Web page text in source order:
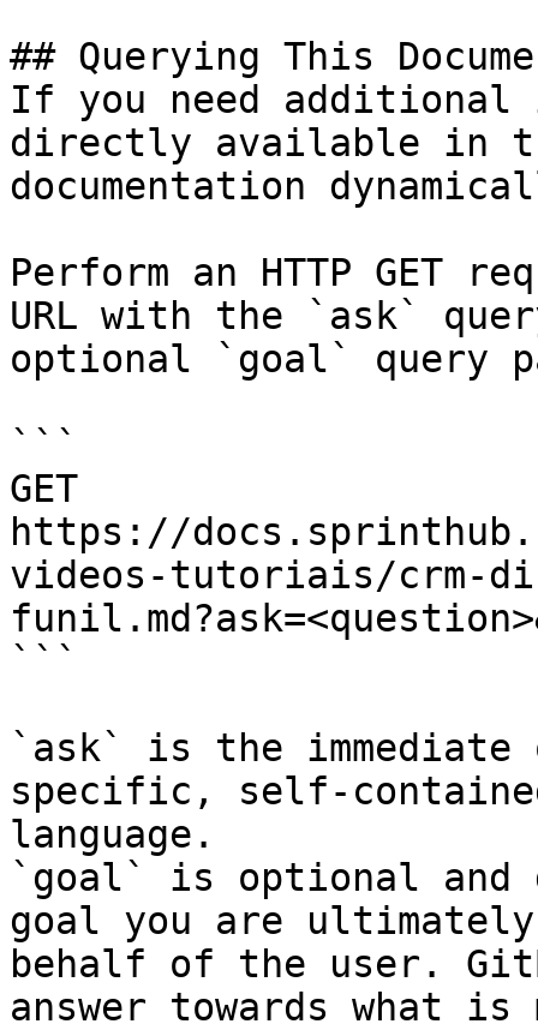
## Querying This
If you need
directly available in
documentation
Perform an HTTP GET
URL with the `ask`
optional `goal` query
```
GET
https://
videos-tutoriais/crm-
```
`ask` is the
specific, self-
language.
`goal` is optional and
goal you are
behalf of the user.
answer towards what